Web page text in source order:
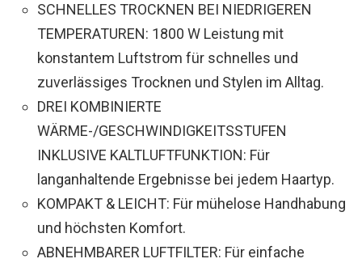
SCHNELLES TROCKNEN BEI NIEDRIGEREN
TEMPERATUREN: 1800 W Leistung mit
konstantem Luftstrom für schnelles und
zuverlässiges Trocknen und Stylen im Alltag.
DREI KOMBINIERTE
WÄRME-/GESCHWINDIGKEITSSTUFEN
INKLUSIVE KALTLUFTFUNKTION: Für
langanhaltende Ergebnisse bei jedem Haartyp.
KOMPAKT & LEICHT: Für mühelose Handhabung
und höchsten Komfort.
ABNEHMBARER LUFTFILTER: Für einfache